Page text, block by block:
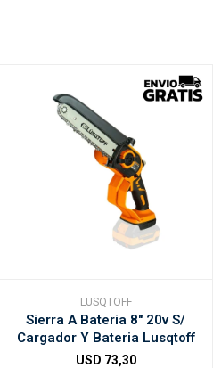
LUSQTOFF
Sierra A Bateria 8" 20v S/
Cargador Y Bateria Lusqtoff
USD 73,30